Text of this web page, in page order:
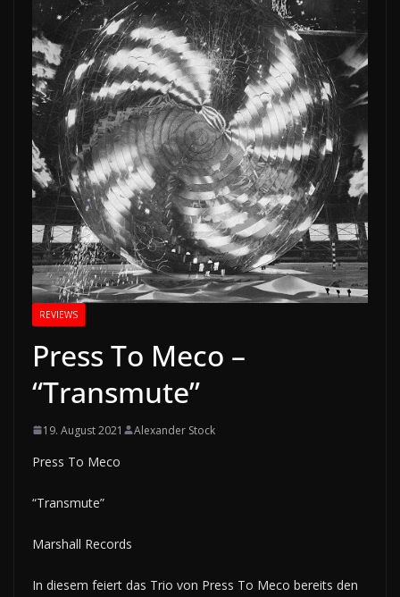
REVIEWS
Press To Meco –
“Transmute”
19. August 2021 Alexander Stock
Press To Meco
“Transmute”
Marshall Records
In diesem feiert das Trio von Press To Meco bereits den